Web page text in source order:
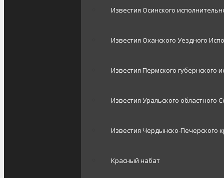
Известия Осинского
Известия Оханского Уездного
Известия Пермского губернского
Известия Уральского областного
Известия Чердынско-Печерского
Красный набат